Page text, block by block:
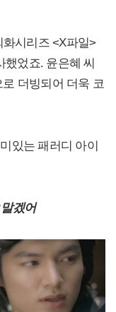
시리즈 <X파일>
했었죠. 윤은혜 씨
더빙되어 더욱 코
있는 패러디 아이
겠어